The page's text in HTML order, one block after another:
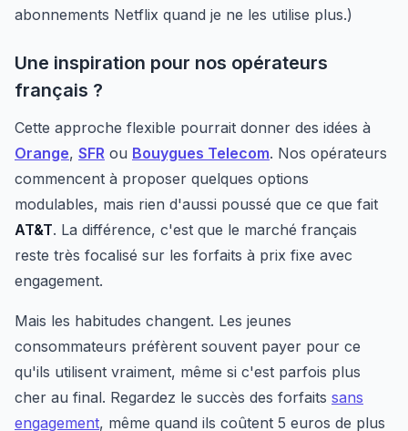
abonnements Netflix quand je ne les utilise plus.)
Une inspiration pour nos opérateurs
français ?
Cette approche flexible pourrait donner des idées à
Orange, SFR ou Bouygues Telecom. Nos opérateurs
commencent à proposer quelques options
modulables, mais rien d'aussi poussé que ce que fait
AT&T. La différence, c'est que le marché français
reste très focalisé sur les forfaits à prix fixe avec
engagement.
Mais les habitudes changent. Les jeunes
consommateurs préfèrent souvent payer pour ce
qu'ils utilisent vraiment, même si c'est parfois plus
cher au final. Regardez le succès des forfaits sans
engagement, même quand ils coûtent 5 euros de plus